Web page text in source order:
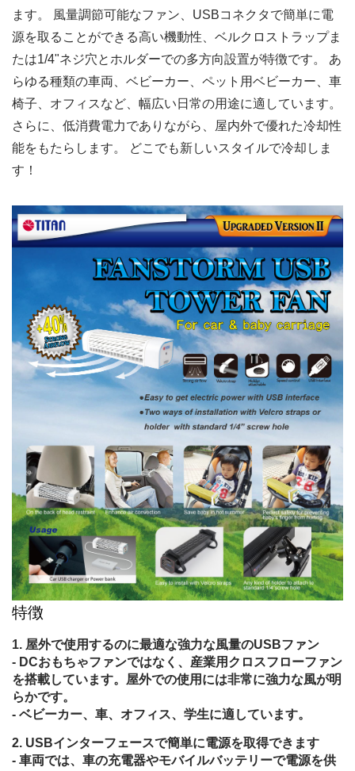
ます。 風量調節可能なファン、USBコネクタで簡単に電
源を取ることができる高い機動性、ベルクロストラップま
たは1/4"ネジ穴とホルダーでの多方向設置が特徴です。 あ
らゆる種類の車両、ベビーカー、ペット用ベビーカー、車
椅子、オフィスなど、幅広い日常の用途に適しています。
さらに、低消費電力でありながら、屋内外で優れた冷却性
能をもたらします。 どこでも新しいスタイルで冷却しま
す！
特徴
屋外で使用するのに最適な強力な風量のUSBファン
- DCおもちゃファンではなく、産業用クロスフローファン
を搭載しています。屋外での使用には非常に強力な風が明
らかです。
- ベビーカー、車、オフィス、学生に適しています。
USBインターフェースで簡単に電源を取得できます
- 車両では、車の充電器やモバイルバッテリーで電源を供